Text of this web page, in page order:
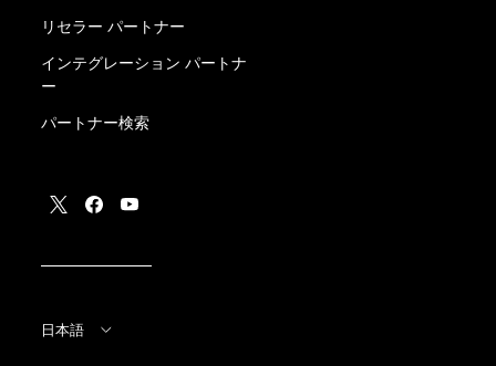
リセラー パートナー
インテグレーション パートナ
ー
パートナー検索
日本語